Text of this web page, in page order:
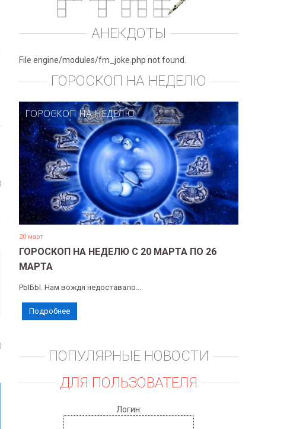
АНЕКДОТЫ
File engine/modules/fm_joke.php not found.
ГОРОСКОП НА НЕДЕЛЮ
ГОРОСКОП НА НЕДЕЛЮ
20 март
ГОРОСКОП НА НЕДЕЛЮ С 20 МАРТА ПО 26
МАРТА
РЫБЫ. Нам вождя недоставало...
Подробнее
ПОПУЛЯРНЫЕ НОВОСТИ
ДЛЯ ПОЛЬЗОВАТЕЛЯ
Логин: